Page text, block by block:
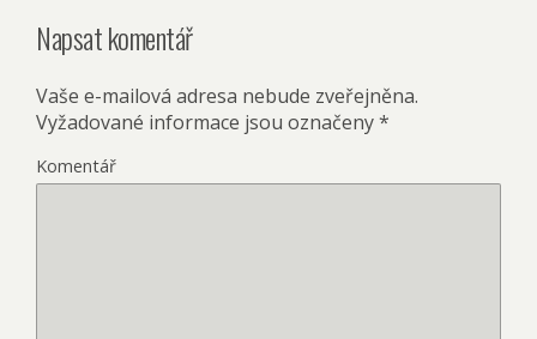
Napsat komentář
Vaše e-mailová adresa nebude zveřejněna.
Vyžadované informace jsou označeny*
Komentář